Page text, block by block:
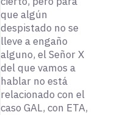
que algún
despistado no se
lleve a engaño
alguno, el Señor X
del que vamos a
hablar no está
relacionado con el
caso GAL, con ETA,